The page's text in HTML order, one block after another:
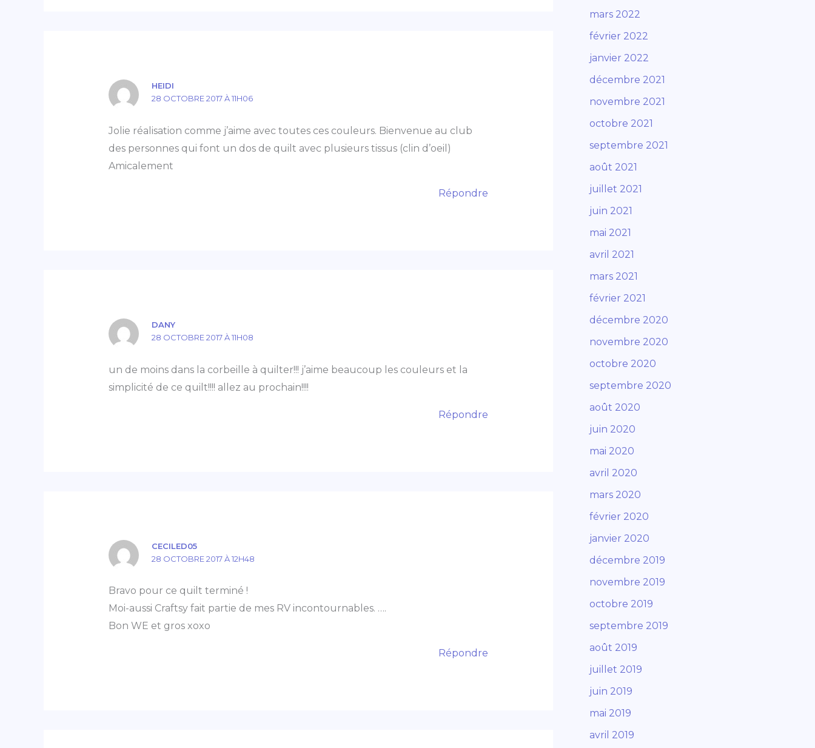
HEIDI
28 OCTOBRE 2017 À 11H06
Jolie réalisation comme j’aime avec toutes ces couleurs. Bienvenue au club
des personnes qui font un dos de quilt avec plusieurs tissus (clin d’oeil)
Amicalement
Répondre
DANY
28 OCTOBRE 2017 À 11H08
un de moins dans la corbeille à quilter!!! j’aime beaucoup les couleurs et la
simplicité de ce quilt!!!! allez au prochain!!!!
Répondre
CECILED05
28 OCTOBRE 2017 À 12H48
Bravo pour ce quilt terminé !
Moi-aussi Craftsy fait partie de mes RV incontournables. ….
Bon WE et gros xoxo
Répondre
mars 2022
février 2022
janvier 2022
décembre 2021
novembre 2021
octobre 2021
septembre 2021
août 2021
juillet 2021
juin 2021
mai 2021
avril 2021
mars 2021
février 2021
décembre 2020
novembre 2020
octobre 2020
septembre 2020
août 2020
juin 2020
mai 2020
avril 2020
mars 2020
février 2020
janvier 2020
décembre 2019
novembre 2019
octobre 2019
septembre 2019
août 2019
juillet 2019
juin 2019
mai 2019
avril 2019